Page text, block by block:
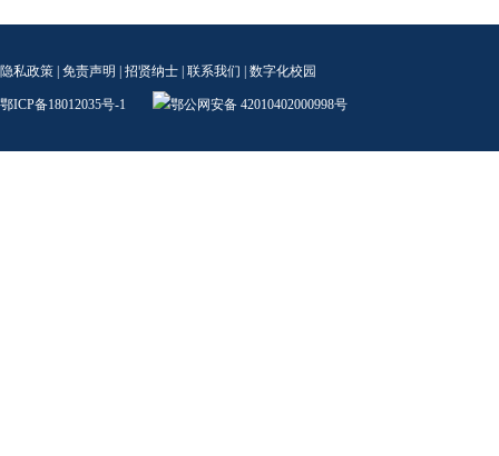
隐私政策 免责声明 招贤纳士 联系我们 数字化校园
鄂ICP备18012035号-1 鄂公网安备 42010402000998号